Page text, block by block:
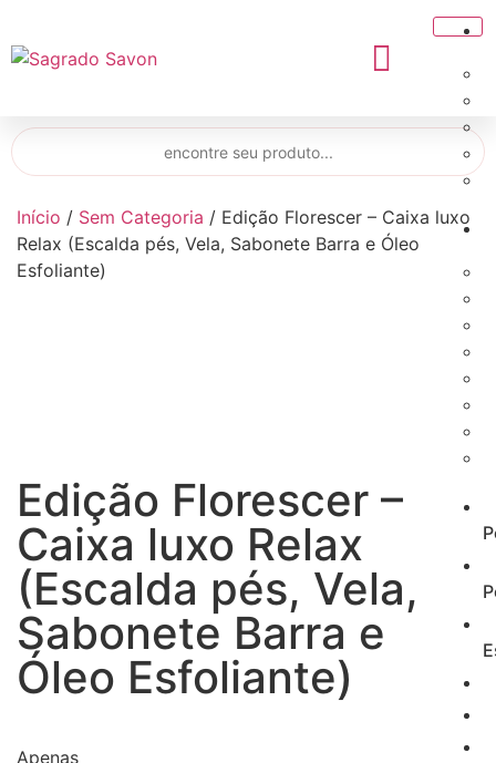
Início / Sem Categoria / Edição Florescer – Caixa luxo
Relax (Escalda pés, Vela, Sabonete Barra e Óleo
Esfoliante)
Edição Florescer –
Caixa luxo Relax
(Escalda pés, Vela,
Sabonete Barra e
Óleo Esfoliante)
Apenas